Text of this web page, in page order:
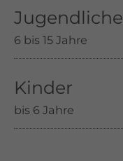
Jugendliche
6 bis 15 Jahre
Kinder
bis 6 Jahre